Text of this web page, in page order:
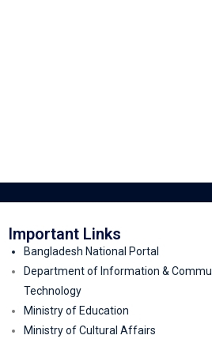
Important Links
Bangladesh National Portal
Department of Information &
Technology
Ministry of Education
Ministry of Cultural Affairs